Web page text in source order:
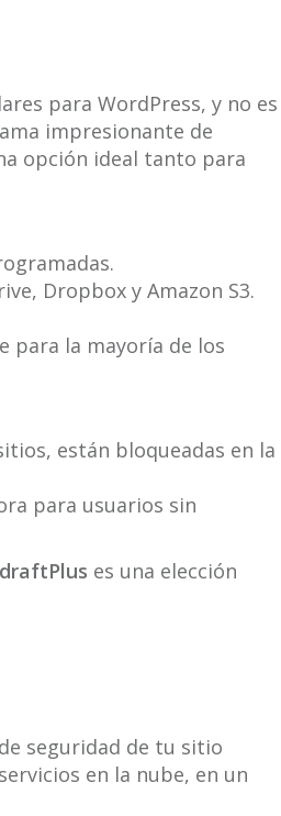
para WordPress, y no es
impresionante de
opción ideal tanto para
Dropbox y Amazon S3.
para la mayoría de los
están bloqueadas en la
para usuarios sin
es una elección
seguridad de tu sitio
en la nube, en un